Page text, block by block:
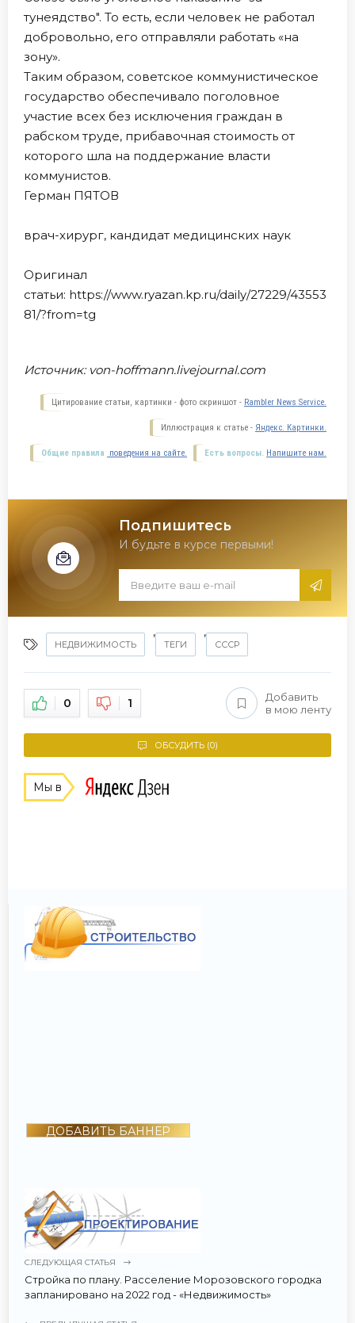
тунеядство". То есть, если человек не работал
добровольно, его отправляли работать «на
зону».
Таким образом, советское коммунистическое
государство обеспечивало поголовное
участие всех без исключения граждан в
рабском труде, прибавочная стоимость от
которого шла на поддержание власти
коммунистов.
Герман ПЯТОВ
врач-хирург, кандидат медицинских наук
Оригинал
статьи: https://www.ryazan.kp.ru/daily/27229/43553
81/?from=tg
Источник: von-hoffmann.livejournal.com
Цитирование статьи, картинки - фото скриншот - Rambler News Service.
Иллюстрация к статье - Яндекс. Картинки.
Есть вопросы. Напишите нам.
Общие правила поведения на сайте.
Подпишитесь
И будьте в курсе первыми!
НЕДВИЖИМОСТЬ
,
ТЕГИ
,
СССР
0 1
Добавить
в мою ленту
ОБСУДИТЬ (0)
Мы в
ДОБАВИТЬ БАННЕР
СЛЕДУЮЩАЯ СТАТЬЯ
Стройка по плану. Расселение Морозовского городка
запланировано на 2022 год - «Недвижимость»